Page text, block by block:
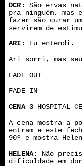
DCR:
São ervas
pra ninguém, mas
fazer são curar
servirem de
ARI:
Eu entendi.
Ari sorri, mas seu
FADE OUT
FADE IN
CENA 3 HOSPITAL
A cena mostra a
entram e este
90º e mostra
HELENA:
Não
dificuldade em